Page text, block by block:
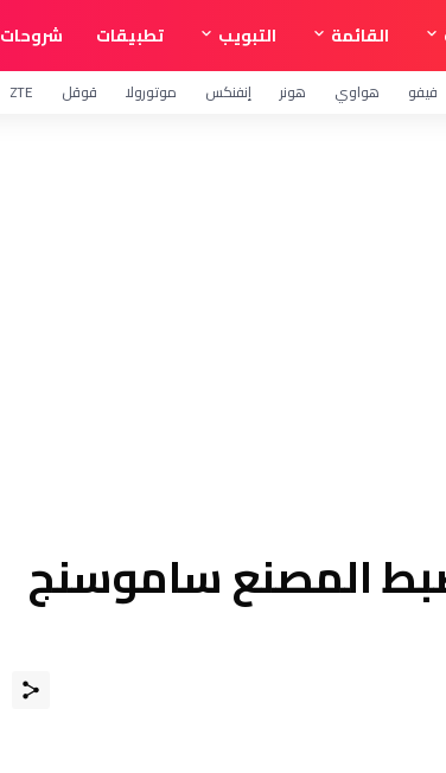
القائمة التبويب تطبيقات شروحات
فيفو هواوي هونر إنفنكس موتورولا قوقل ZTE
المصنع ﺳﺎﻣﻮﺳﻨﺞ